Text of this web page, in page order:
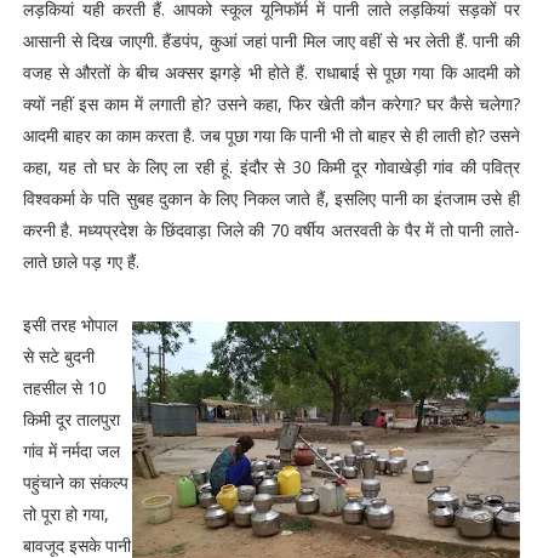
लड़कियां यही करती हैं. आपको स्कूल यूनिफॉर्म में पानी लाते लड़कियां सड़कों पर
आसानी से दिख जाएगी. हैंडपंप, कुआं जहां पानी मिल जाए वहीं से भर लेती हैं. पानी की
वजह से औरतों के बीच अक्सर झगड़े भी होते हैं. राधाबाई से पूछा गया कि आदमी को
क्यों नहीं इस काम में लगाती हो? उसने कहा, फिर खेती कौन करेगा? घर कैसे चलेगा?
आदमी बाहर का काम करता है. जब पूछा गया कि पानी भी तो बाहर से ही लाती हो? उसने
कहा, यह तो घर के लिए ला रही हूं. इंदौर से 30 किमी दूर गोवाखेड़ी गांव की पवित्र
विश्वकर्मा के पति सुबह दुकान के लिए निकल जाते हैं, इसलिए पानी का इंतजाम उसे ही
करनी है. मध्यप्रदेश के छिंदवाड़ा जिले की 70 वर्षीय अतरवती के पैर में तो पानी लाते-
लाते छाले पड़ गए हैं.
इसी तरह भोपाल
से सटे बुदनी
तहसील से 10
किमी दूर तालपुरा
गांव में नर्मदा जल
पहुंचाने का संकल्प
तो पूरा हो गया,
बावजूद इसके पानी